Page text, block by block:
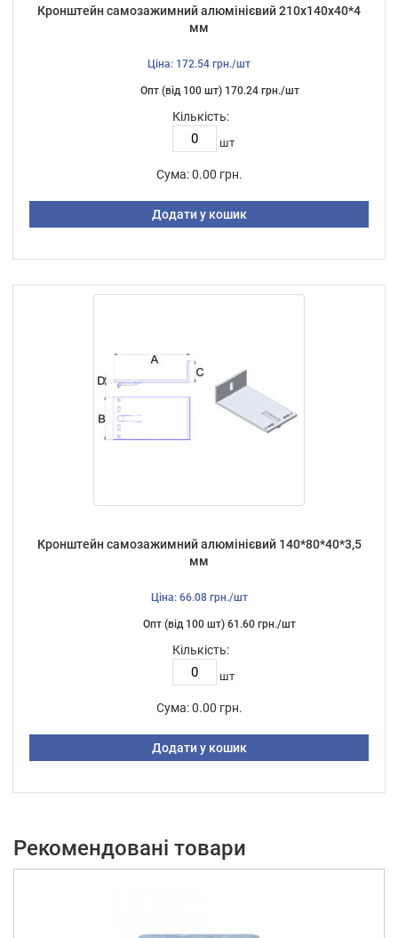
Кронштейн самозажимний алюмінієвий 210х140х40*4
мм
Ціна: 172.54 грн./шт
Опт (від 100 шт) 170.24 грн./шт
Кількість:
шт
Сума: 0.00 грн.
Додати у кошик
Кронштейн самозажимний алюмінієвий 140*80*40*3,5
мм
Ціна: 66.08 грн./шт
Опт (від 100 шт) 61.60 грн./шт
Кількість:
шт
Сума: 0.00 грн.
Додати у кошик
Рекомендовані товари